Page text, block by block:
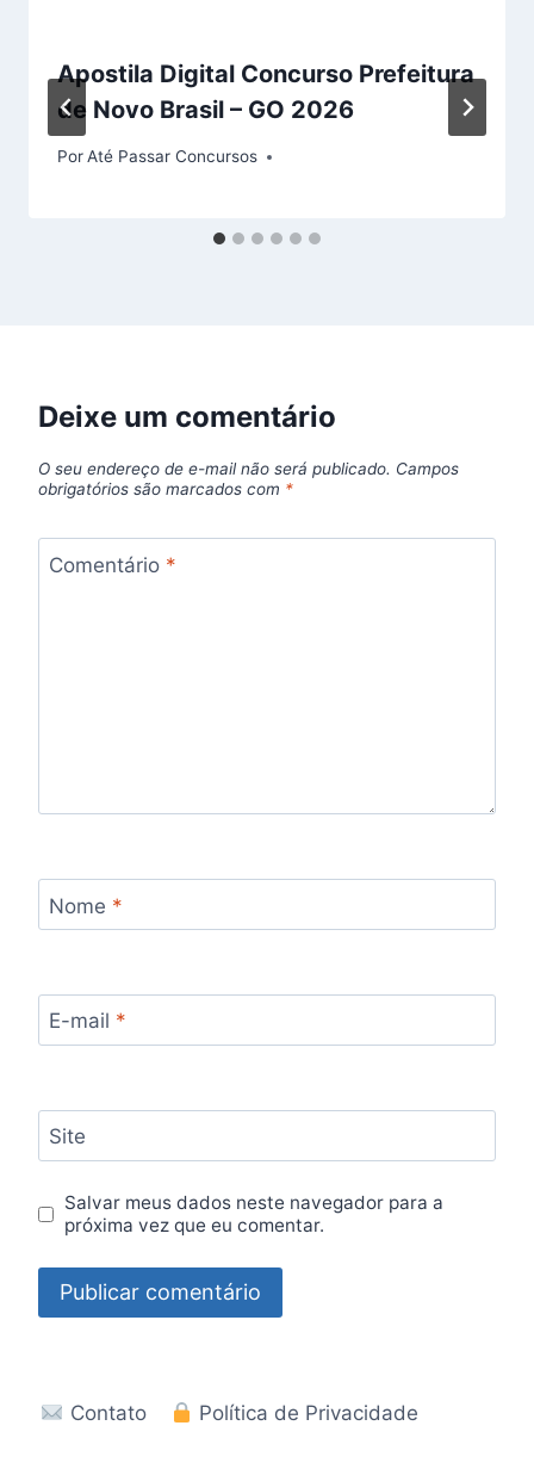
Apostila Digital Concurso Prefeitura
de Novo Brasil – GO 2026
PorAté Passar Concursos
Deixe um comentário
O seu endereço de e-mail não será publicado. Campos
obrigatórios são marcados com *
Comentário *
Nome *
E-mail *
Site
Salvar meus dados neste navegador para a
próxima vez que eu comentar.
Contato Política de Privacidade